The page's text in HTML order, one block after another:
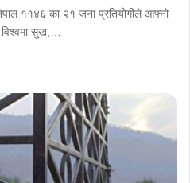
११४६ का २१ जना प्रतियोगीले आफ्नो
सुख,…